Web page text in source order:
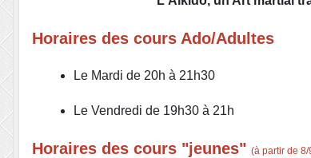
Horaires des cours Ado/Adultes
Le Mardi de 20h à 21h30
Le Vendredi de 19h30 à 21h
Horaires des cours "jeunes" (à partir de 8/